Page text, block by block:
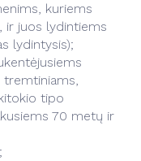
kuriems
ir juos lydintiems
lydintysis);
tremtiniams,
tipo
70 metų ir